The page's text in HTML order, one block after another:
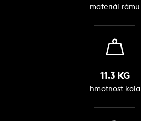
materiál rámu
11.3 KG
hmotnost kola